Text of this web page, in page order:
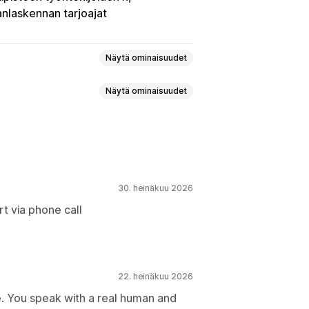
tarjoajat
Näytä ominaisuudet
Näytä ominaisuudet
30. heinäkuu 2026
via phone call
22. heinäkuu 2026
speak with a real human and